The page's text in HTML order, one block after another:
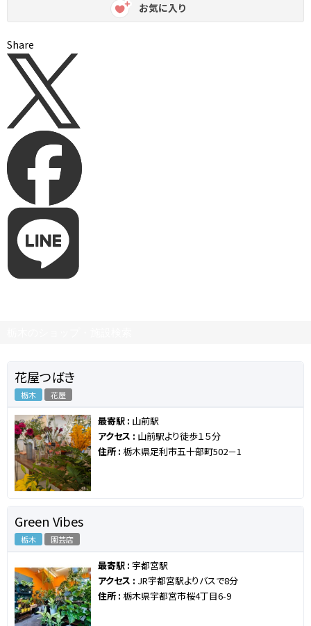
お気に入り
Share
花屋つばき
栃木 花屋
最寄駅 : 山前駅
アクセス : 山前駅より徒歩１５分
住所 : 栃木県足利市五十部町502－1
Green Vibes
栃木 園芸店
最寄駅 : 宇都宮駅
アクセス : JR宇都宮駅よりバスで8分
住所 : 栃木県宇都宮市桜4丁目6-9